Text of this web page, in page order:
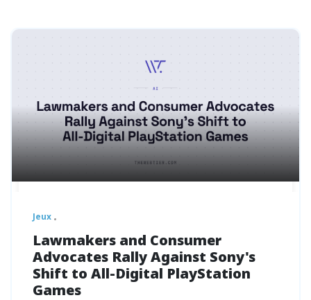
Jeux
Lawmakers and Consumer
Advocates Rally Against Sony's
Shift to All-Digital PlayStation
Games